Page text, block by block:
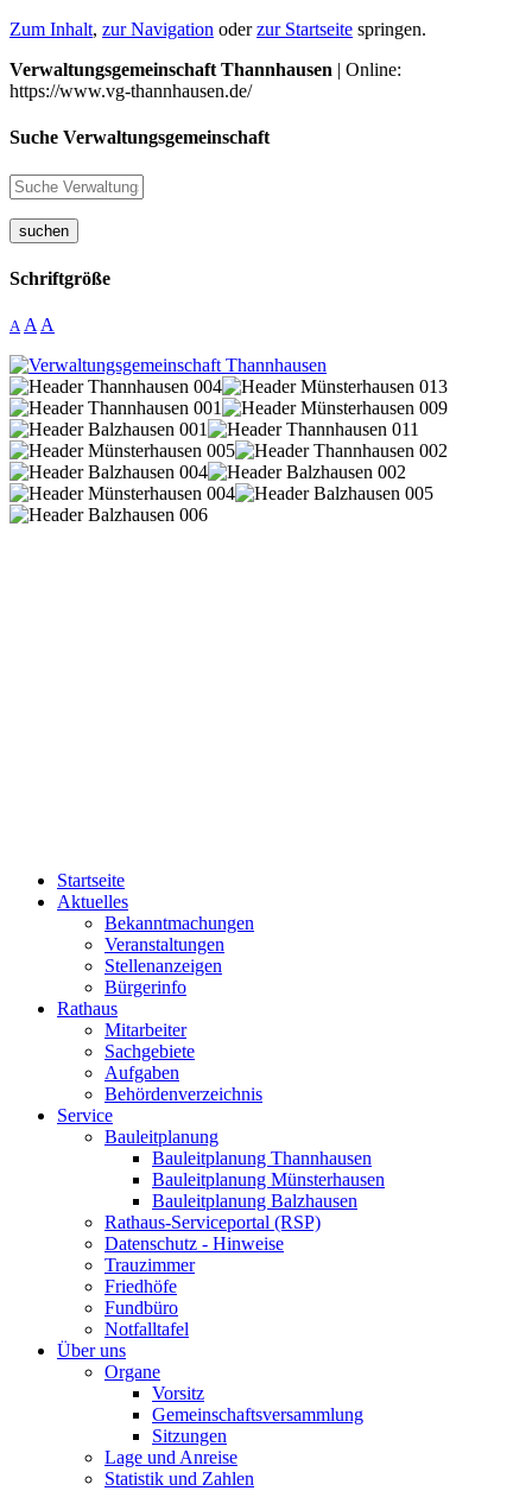
Zum Inhalt, zur Navigation oderzur Startseite springen.
Verwaltungsgemeinschaft Thannhausen | Online:
https://www.vg-thannhausen.de/
Suche Verwaltungsgemeinschaft
suchen
Schriftgröße
A A A
Startseite
Aktuelles
Bekanntmachungen
Veranstaltungen
Stellenanzeigen
Bürgerinfo
Rathaus
Mitarbeiter
Sachgebiete
Aufgaben
Behördenverzeichnis
Service
Bauleitplanung
Bauleitplanung Thannhausen
Bauleitplanung Münsterhausen
Bauleitplanung Balzhausen
Rathaus-Serviceportal (RSP)
Datenschutz - Hinweise
Trauzimmer
Friedhöfe
Fundbüro
Notfalltafel
Über uns
Organe
Vorsitz
Gemeinschaftsversammlung
Sitzungen
Lage und Anreise
Statistik und Zahlen